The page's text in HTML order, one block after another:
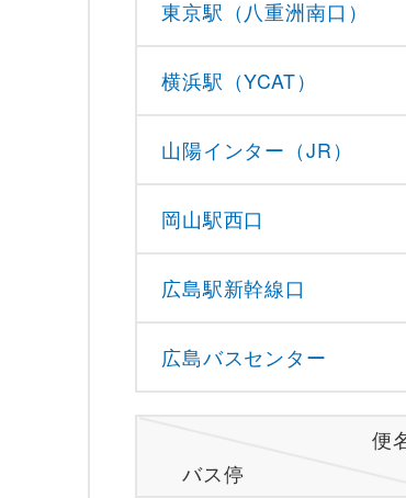
東京駅（八重洲南口）
横浜駅（YCAT）
山陽インター（JR）
岡山駅西口
広島駅新幹線口
広島バスセンター
便
バス停